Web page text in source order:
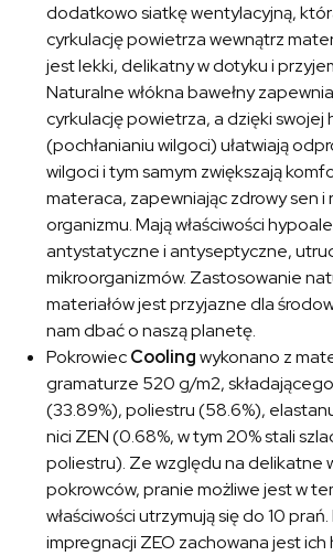
dodatkowo siatkę wentylacyjną,
cyrkulację powietrza wewnątrz
jest lekki, delikatny w dotyku i
Naturalne włókna bawełny
cyrkulację powietrza, a dzięki swojej
(pochłanianiu wilgoci) ułatwiają
wilgoci i tym samym zwiększają
materaca, zapewniając zdrowy sen
organizmu. Mają właściwości
antystatyczne i antyseptyczne,
mikroorganizmów. Zastosowanie
materiałów jest przyjazne dla
nam dbać o naszą planetę.
PokrowiecCoolingwykonano z
gramaturze 520 g/m2,
(33.89%), poliestru (58.6%),
nici ZEN (0.68%, w tym 20% stali
poliestru). Ze względu na delikatne
pokrowców, pranie możliwe jest w
właściwości utrzymują się do 10 prań.
impregnacji ZEO zachowana jest